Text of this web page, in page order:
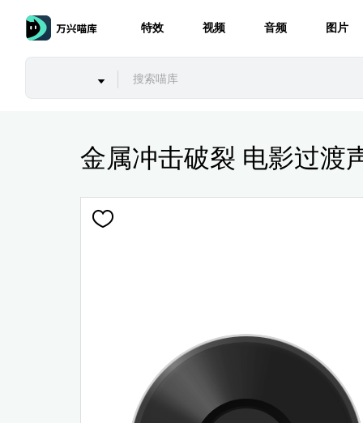
特效 视频 音频 图片
金属冲击破裂 电影过渡